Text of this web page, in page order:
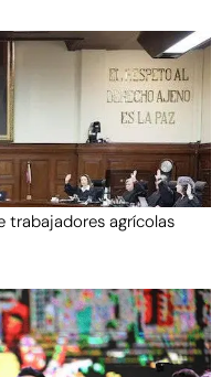
trabajadores agrícolas